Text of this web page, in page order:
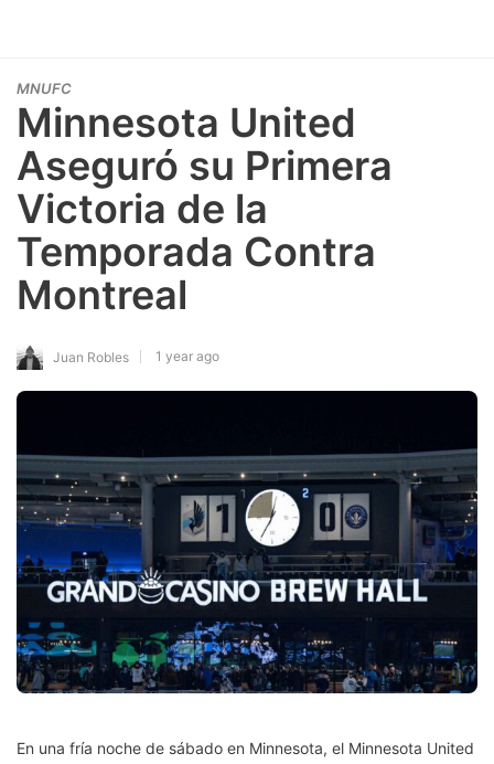
MNUFC
Minnesota United
Aseguró su Primera
Victoria de la
Temporada Contra
Montreal
Juan Robles 1 year ago
En una fría noche de sábado en Minnesota, el Minnesota United